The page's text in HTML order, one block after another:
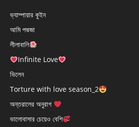
ভ্যাম্পায়ার কুইন
আমি পদ্মজা
লীলাবালি
Infinite Love
ভিলেন
Torture with love season_2
অন্তরালের অনুরাগ
ভালোবাসার চেয়েও বেশি